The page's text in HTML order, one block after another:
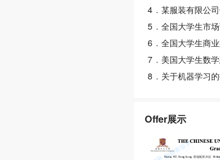
4 . 某服装有限公
5 . 全国大学生市
6 . 全国大学生商
7 . 美国大学生数
8 . 关于机器学习
Offer展示